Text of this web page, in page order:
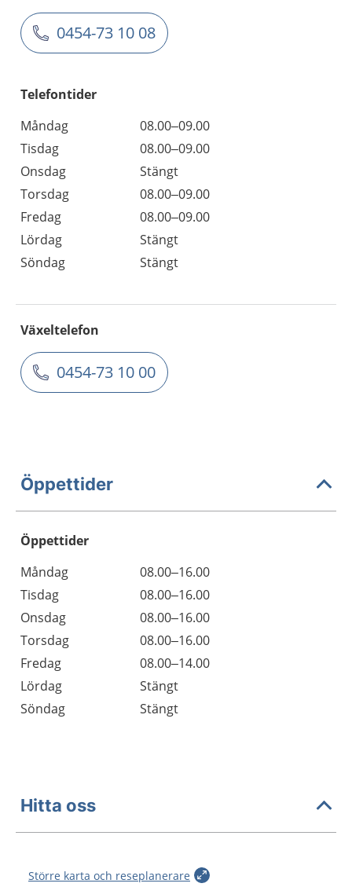
0454-73 10 08
Telefontider
Måndag
08.00–09.00
Tisdag
08.00–09.00
Onsdag
Stängt
Torsdag
08.00–09.00
Fredag
08.00–09.00
Lördag
Stängt
Söndag
Stängt
Växeltelefon
0454-73 10 00
Öppettider
Öppettider
Dag
Öppettider
Kommentarer
Måndag
08.00–16.00
Tisdag
08.00–16.00
Onsdag
08.00–16.00
Torsdag
08.00–16.00
Fredag
08.00–14.00
Lördag
Stängt
Söndag
Stängt
Hitta oss
Större karta och reseplanerare